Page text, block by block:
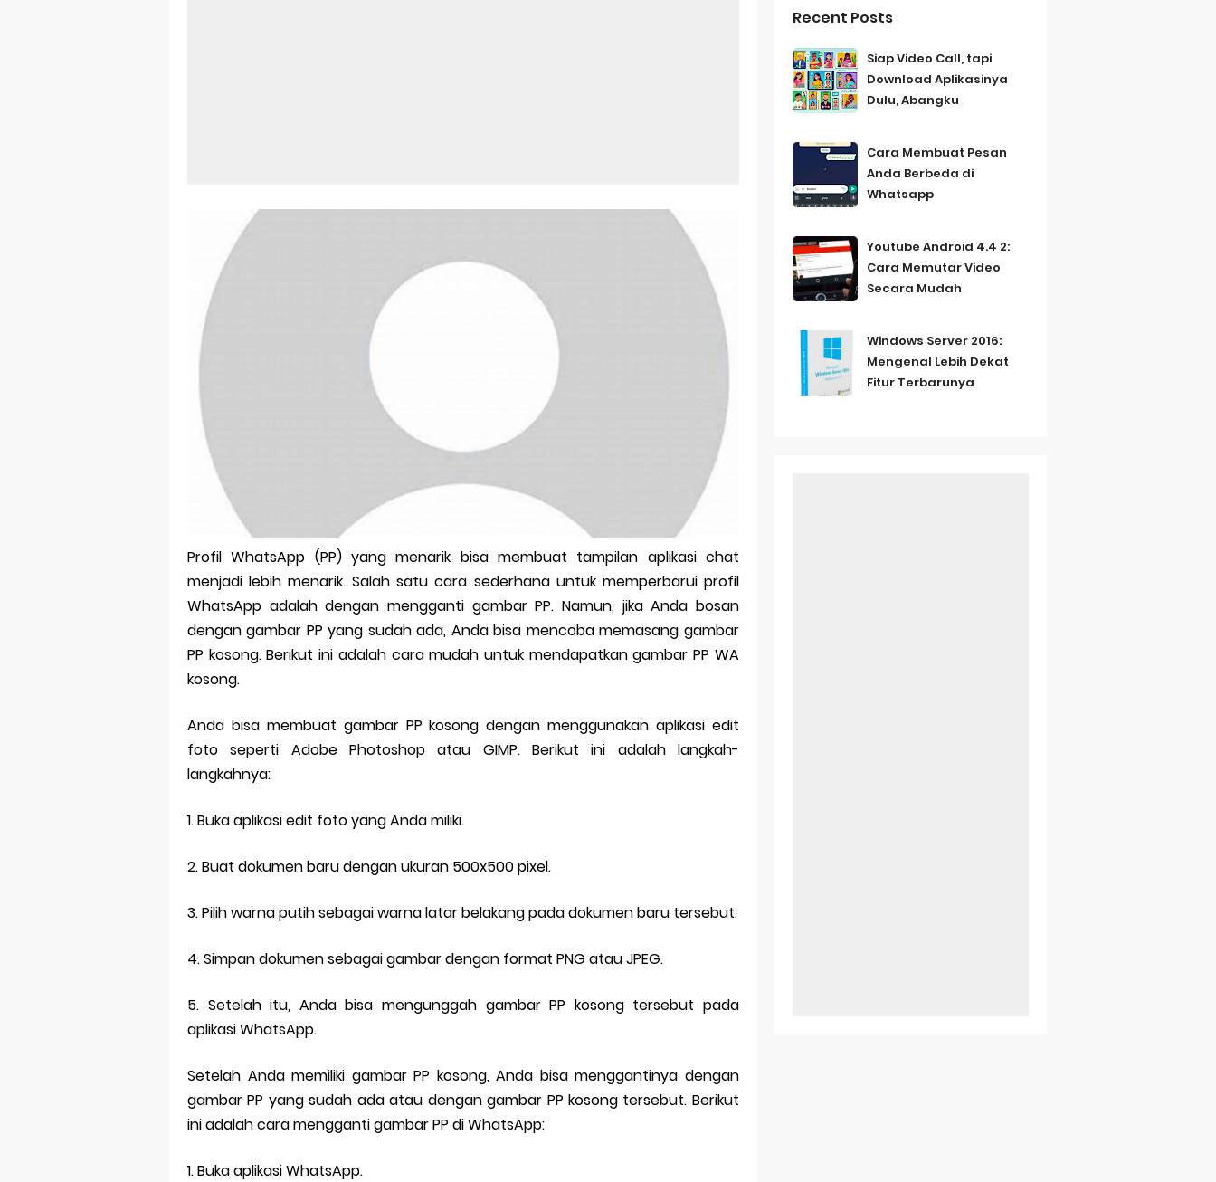
Aplikasi Laptop Windows 10: Solusi Terbaik Untuk Kebutuhan Komputasi Anda
Power Window Universal: Solusi Praktis Untuk Kendaraan Anda
Foto Grup Wa: Cara Mudah Membuat Dan Menyimpan Foto Grup Whatsapp
Cara Cek Aktivasi Windows 10
Cara Menghapus Panggilan Di Ig
Bitcoin Miner Android: Apa Itu Dan Bagaimana Cara Menggunakannya
Pp Wa Couple Pasangan: Cara Terbaik Untuk Menjaga Hubungan
Cara Mengecek Windows Ori
Simpan Profil Ig Dengan Mudah
Aplikasi Togel Android: Solusi Praktis Untuk Pecinta Togel
Siap Video Call, tapi Download Aplikasinya Dulu, Abangku
Profil WhatsApp (PP) yang menarik bisa membuat tampilan aplikasi chat
menjadi lebih menarik. Salah satu cara sederhana untuk memperbarui profil
WhatsApp adalah dengan mengganti gambar PP. Namun, jika Anda bosan
dengan gambar PP yang sudah ada, Anda bisa mencoba memasang gambar
PP kosong. Berikut ini adalah cara mudah untuk mendapatkan gambar PP WA
kosong.
Anda bisa membuat gambar PP kosong dengan menggunakan aplikasi edit
foto seperti Adobe Photoshop atau GIMP. Berikut ini adalah langkah-
langkahnya:
1. Buka aplikasi edit foto yang Anda miliki.
2. Buat dokumen baru dengan ukuran 500x500 pixel.
3. Pilih warna putih sebagai warna latar belakang pada dokumen baru tersebut.
4. Simpan dokumen sebagai gambar dengan format PNG atau JPEG.
5. Setelah itu, Anda bisa mengunggah gambar PP kosong tersebut pada
aplikasi WhatsApp.
Setelah Anda memiliki gambar PP kosong, Anda bisa menggantinya dengan
gambar PP yang sudah ada atau dengan gambar PP kosong tersebut. Berikut
ini adalah cara mengganti gambar PP di WhatsApp:
1. Buka aplikasi WhatsApp.
Recent Posts
Siap Video Call, tapi
Download Aplikasinya
Dulu, Abangku
Cara Membuat Pesan
Anda Berbeda di
Whatsapp
Youtube Android 4.4 2:
Cara Memutar Video
Secara Mudah
Windows Server 2016:
Mengenal Lebih Dekat
Fitur Terbarunya